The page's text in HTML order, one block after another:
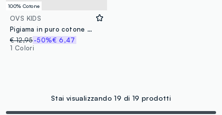
100% Cotone
OVS KIDS
Pigiama in puro cotone multicolor da ragazzo con stampa videogames
€ 12,95-50%€ 6,47
1 Colori
Stai visualizzando 19 di 19 prodotti